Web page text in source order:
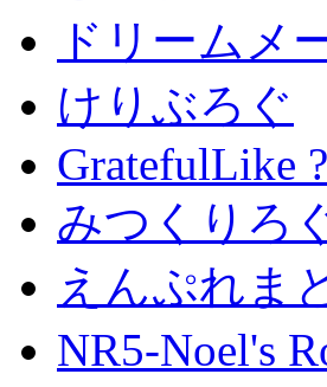
ドリームメ
けりぶろぐ
GratefulLike ?
みつくりろ
えんぷれま
NR5-Noel's